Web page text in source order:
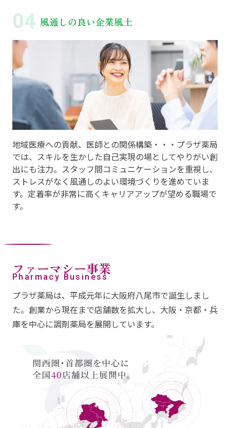
風通しの良い企業風土
地域医療への貢献、医師との関係構築・・・プラザ薬局
では、スキルを生かした自己実現の場としてやりがい創
出にも注力。スタッフ間コミュニケーションを重視し、
ストレスがなく風通しのよい環境づくりを進めていま
す。定着率が非常に高くキャリアアップが望める職場で
す。
ファーマシー事業
Pharmacy Business
プラザ薬局は、平成元年に大阪府八尾市で誕生しまし
た。創業から現在まで店舗数を拡大し、大阪・京都・兵
庫を中心に調剤薬局を展開しています。